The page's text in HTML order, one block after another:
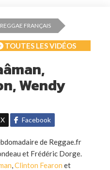
REGGAE FRANÇAIS
TOUTES LES VIDÉOS
Wendy
Facebook
de Reggae.fr
et Frédéric Dorge.
,Clinton Fearon et